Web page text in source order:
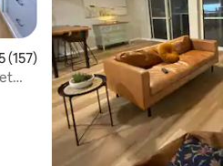
uma avaliação média de 5, 157
(157)